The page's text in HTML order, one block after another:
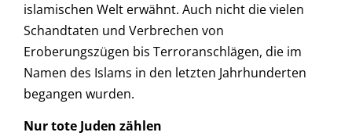
islamischen Welt erwähnt. Auch nicht die vielen
Schandtaten und Verbrechen von
Eroberungszügen bis Terroranschlägen, die im
Namen des Islams in den letzten Jahrhunderten
begangen wurden.
Nur tote Juden zählen